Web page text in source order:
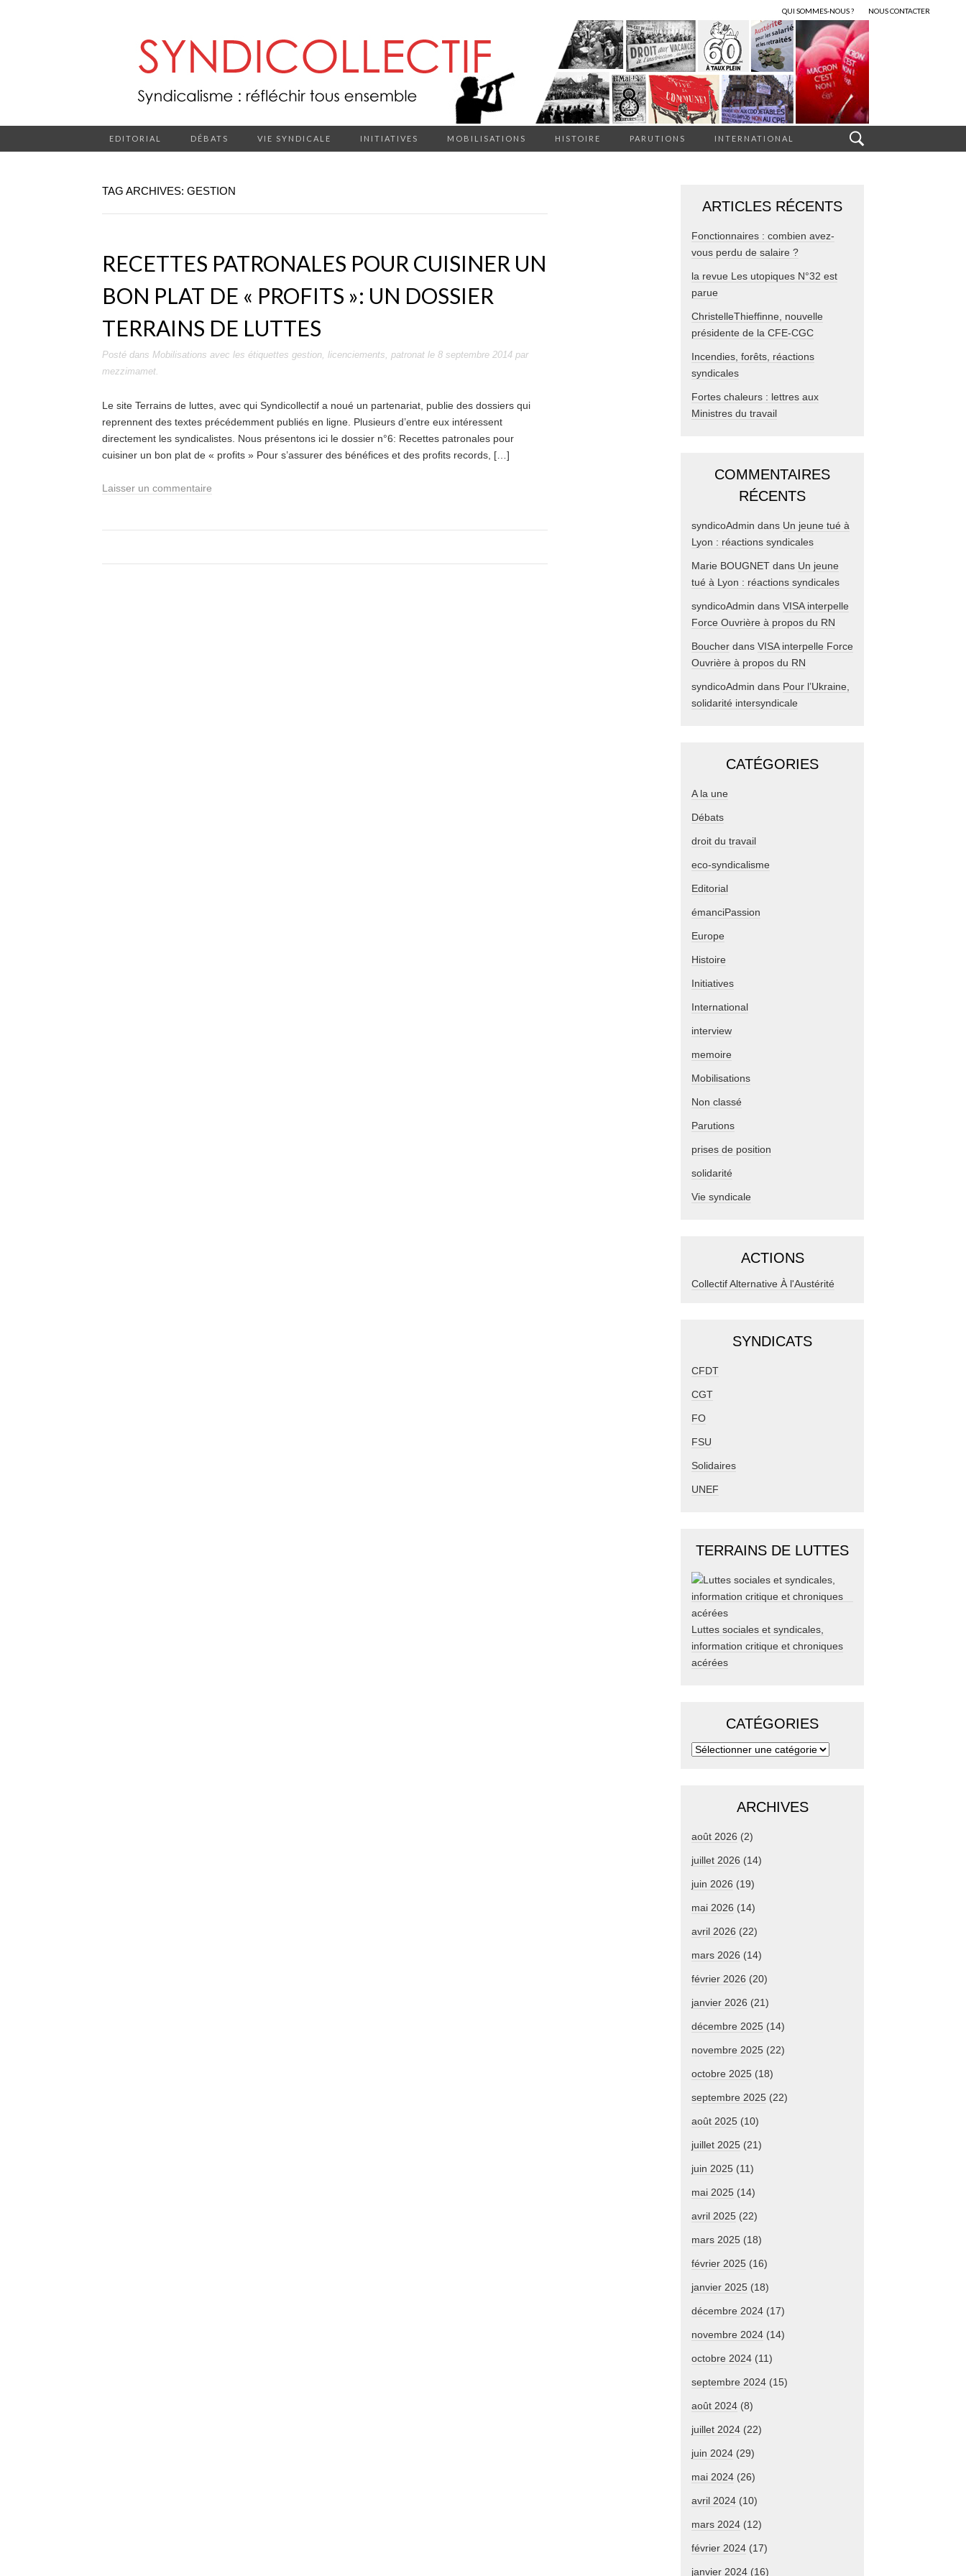
QUI SOMMES-NOUS ? NOUS CONTACTER
EDITORIAL DÉBATS VIE SYNDICALE INITIATIVES MOBILISATIONS HISTOIRE PARUTIONS INTERNATIONAL
TAG ARCHIVES: GESTION
RECETTES PATRONALES POUR CUISINER UN
BON PLAT DE « PROFITS »: UN DOSSIER
TERRAINS DE LUTTES
Posté dans Mobilisations avec les étiquettes gestion, licenciements, patronat le 8 septembre 2014 par
mezzimamet.
Le site Terrains de luttes, avec qui Syndicollectif a noué un partenariat, publie des dossiers qui
reprennent des textes précédemment publiés en ligne. Plusieurs d’entre eux intéressent
directement les syndicalistes. Nous présentons ici le dossier n°6: Recettes patronales pour
cuisiner un bon plat de « profits » Pour s’assurer des bénéfices et des profits records, […]
Laisser un commentaire
ARTICLES RÉCENTS
Fonctionnaires : combien avez-
vous perdu de salaire ?
la revue Les utopiques N°32 est
parue
ChristelleThieffinne, nouvelle
présidente de la CFE-CGC
Incendies, forêts, réactions
syndicales
Fortes chaleurs : lettres aux
Ministres du travail
COMMENTAIRES
RÉCENTS
syndicoAdmin dans Un jeune tué à
Lyon : réactions syndicales
Marie BOUGNET dans Un jeune
tué à Lyon : réactions syndicales
syndicoAdmin dans VISA interpelle
Force Ouvrière à propos du RN
Boucher dans VISA interpelle Force
Ouvrière à propos du RN
syndicoAdmin dans Pour l’Ukraine,
solidarité intersyndicale
CATÉGORIES
A la une
Débats
droit du travail
eco-syndicalisme
Editorial
émanciPassion
Europe
Histoire
Initiatives
International
interview
memoire
Mobilisations
Non classé
Parutions
prises de position
solidarité
Vie syndicale
ACTIONS
Collectif Alternative À l'Austérité
SYNDICATS
CFDT
CGT
FO
FSU
Solidaires
UNEF
TERRAINS DE LUTTES
Luttes sociales et syndicales,
information critique et chroniques
acérées
CATÉGORIES
ARCHIVES
août 2026 (2)
juillet 2026 (14)
juin 2026 (19)
mai 2026 (14)
avril 2026 (22)
mars 2026 (14)
février 2026 (20)
janvier 2026 (21)
décembre 2025 (14)
novembre 2025 (22)
octobre 2025 (18)
septembre 2025 (22)
août 2025 (10)
juillet 2025 (21)
juin 2025 (11)
mai 2025 (14)
avril 2025 (22)
mars 2025 (18)
février 2025 (16)
janvier 2025 (18)
décembre 2024 (17)
novembre 2024 (14)
octobre 2024 (11)
septembre 2024 (15)
août 2024 (8)
juillet 2024 (22)
juin 2024 (29)
mai 2024 (26)
avril 2024 (10)
mars 2024 (12)
février 2024 (17)
janvier 2024 (16)